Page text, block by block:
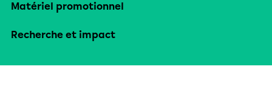
Matériel promotionnel
Recherche et impact